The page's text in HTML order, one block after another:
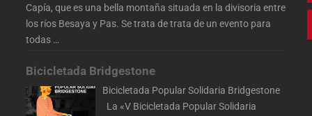
Capía, que es una bella montaña situada en la divisoria entre
los ríos Besaya y Pas. Se trata de trata de un evento para
todas …
Bicicletada Bridgestone
Bicicletada Popular Solidaria Bridgestone
La «V Bicicletada Popular Solidaria